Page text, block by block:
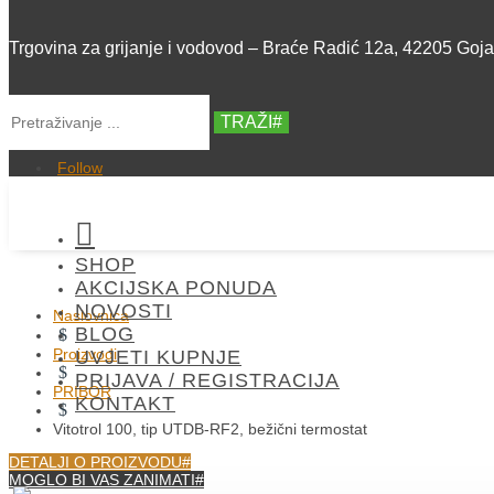
Trgovina za grijanje i vodovod – Braće Radić 12a, 42205
TRAŽI
Follow

SHOP
AKCIJSKA PONUDA
NOVOSTI
BLOG
UVJETI KUPNJE
PRIJAVA / REGISTRACIJA
KONTAKT
Naslovnica
$
Proizvodi
$
PRIBOR
$
Vitotrol 100, tip UTDB-RF2, bežični termostat
DETALJI O PROIZVODU
MOGLO BI VAS ZANIMATI